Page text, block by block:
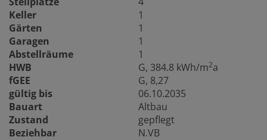
Keller
1
Gärten
1
Garagen
1
Abstellräume
1
HWB
G, 384.8 kWh/m2a
fGEE
G, 8,27
gültig bis
06.10.2035
Bauart
Altbau
Zustand
gepflegt
Beziehbar
N.VB